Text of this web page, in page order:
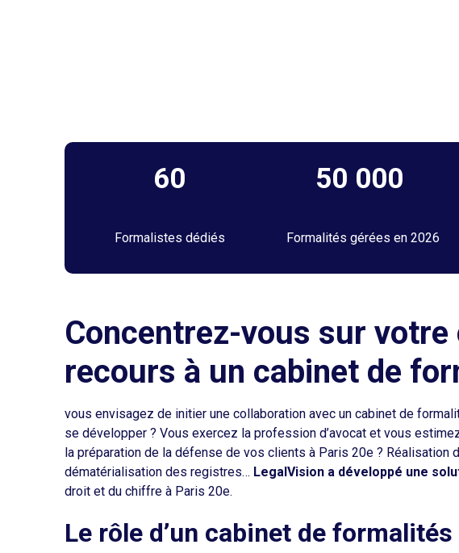
60
Formalistes dédiés
50 000
Formalités gérées en 2026
Concentrez-vous sur
recours à un cabinet de
vous envisagez de initier une collaboration avec un cabinet de
se développer ? Vous exercez la profession d’avocat et vous
la préparation de la défense de vos clients à Paris 20e ?
dématérialisation des registres… LegalVision a développé une
droit et du chiffre à Paris 20e.
Le rôle d’un cabinet de